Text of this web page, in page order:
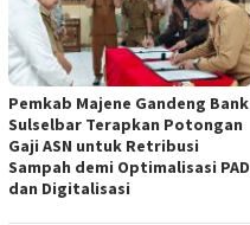
Pemkab Majene Gandeng Bank
Sulselbar Terapkan Potongan
Gaji ASN untuk Retribusi
Sampah demi Optimalisasi PAD
dan Digitalisasi